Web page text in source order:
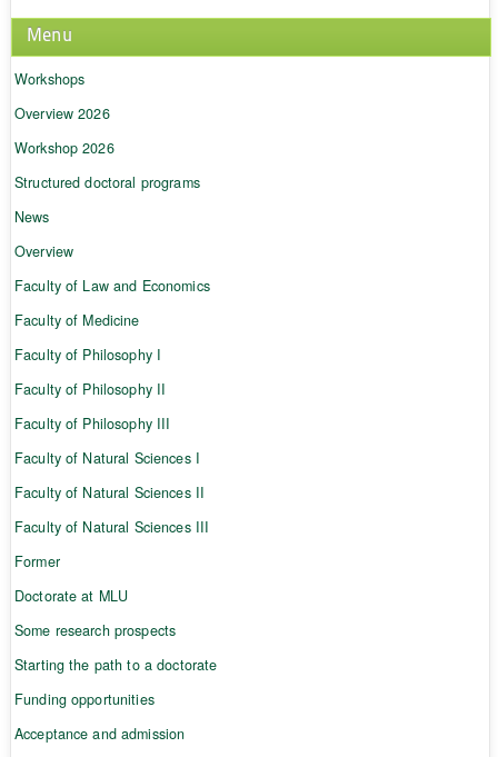
Menu
Workshops
Overview 2026
Workshop 2026
Structured doctoral programs
News
Overview
Faculty of Law and Economics
Faculty of Medicine
Faculty of Philosophy I
Faculty of Philosophy II
Faculty of Philosophy III
Faculty of Natural Sciences I
Faculty of Natural Sciences II
Faculty of Natural Sciences III
Former
Doctorate at MLU
Some research prospects
Starting the path to a doctorate
Funding opportunities
Acceptance and admission